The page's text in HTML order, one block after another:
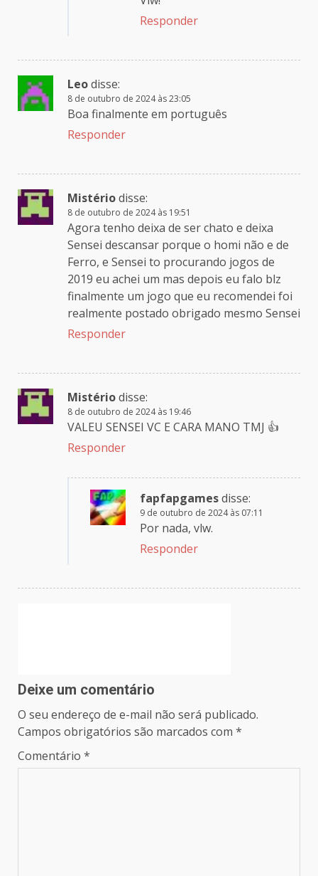
Responder
Leodisse:
8 de outubro de 2024 às 23:05
Boa finalmente em português
Responder
Mistériodisse:
8 de outubro de 2024 às 19:51
Agora tenho deixa de ser chato e deixa
Sensei descansar porque o homi não e de
Ferro, e Sensei to procurando jogos de
2019 eu achei um mas depois eu falo blz
finalmente um jogo que eu recomendei foi
realmente postado obrigado mesmo Sensei
Responder
Mistériodisse:
8 de outubro de 2024 às 19:46
VALEU SENSEI VC E CARA MANO TMJ 👍
Responder
fapfapgamesdisse:
9 de outubro de 2024 às 07:11
Por nada, vlw.
Responder
Deixe um comentário
O seu endereço de e-mail não será publicado.
Campos obrigatórios são marcados com *
Comentário *